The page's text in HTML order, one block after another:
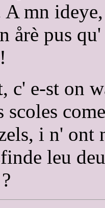
mn
årè pus
c' e-st on
scoles
i n' ont
leu